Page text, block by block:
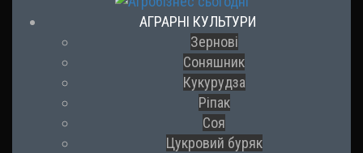
АГРАРНІ КУЛЬТУРИ
Зернові
Соняшник
Кукурудза
Ріпак
Соя
Цукровий буряк